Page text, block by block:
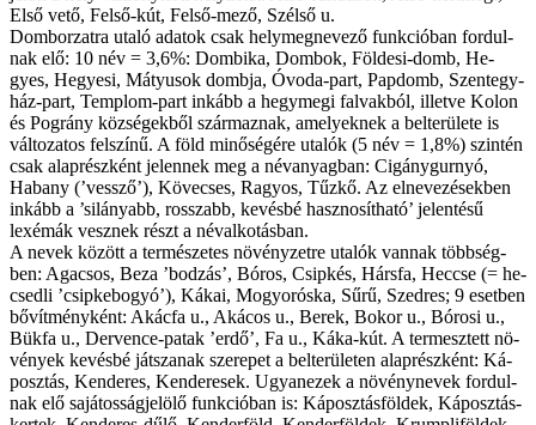
El­ső ve­tő, Fel­ső-kút, Fel­ső-me­ző, Szél­ső u.
Dom­bor­zat­ra uta­ló ada­tok csak hely­meg­ne­ve­ző funk­ci­ó­ban for­dul­
nak elő: 10 név = 3,6%: Dom­bika, Dom­bok, Földe­si-­dom­b, He­
gyes, Hegye­si, Mátyu­sok domb­ja, Óvo­da-part, Pap­domb, Szent­egy­
ház-part, Temp­lom-part in­kább a hegyme­gi fal­vak­ból, il­let­ve Kolon
és Pográny köz­sé­gek­ből szár­maz­nak, ame­lyek­nek a bel­te­rü­le­te is
vál­to­za­tos fel­szí­nű. A föld mi­nő­sé­gé­re uta­lók (5 név = 1,8%) szin­tén
csak alap­rész­ként je­len­nek meg a név­anyag­ban: Cigánygurnyó,
Habany (’vessző’), Kö­ve­cses, Ragyos, Tűz­kő. Az el­ne­ve­zé­sek­ben
in­kább a ’silányab­b, ros­­szabb, ke­vés­bé hasz­no­sít­ha­tó’ je­len­té­sű
lexémák vesz­nek részt a név­al­ko­tás­ban.
A ne­vek kö­zött a ter­mé­sze­tes nö­vény­zet­re uta­lók van­nak több­ség­
ben: Agac­sos, Beza ’bodzás’, Bó­ros, Csip­kés, Hárs­fa, Heccse (= he­
csed­li ’csip­ke­b­o­gyó’), Ká­kai, Mo­gy­oróska, Sű­rű, Szed­res; 9 eset­ben
bő­vít­mény­ként: Akác­fa u., Aká­cos u., Be­rek, Bo­kor u., Bórosi u.,
Bükfa u., Der­vence-­patak ’erdő’, Fa u., Ká­ka-kút. A ter­mesz­tett nö­
vé­nyek ke­vés­bé ját­sza­nak sze­re­pet a bel­te­rü­le­ten alap­rész­ként: Ká­
posz­tás, Ken­de­res, Ken­de­re­sek. Ugyan­ezek a nö­vény­ne­vek for­dul­
nak elő sa­já­tos­ság­je­lö­lő funk­ci­ó­ban is: Ká­posz­tás­föl­dek, Ká­posz­tás­